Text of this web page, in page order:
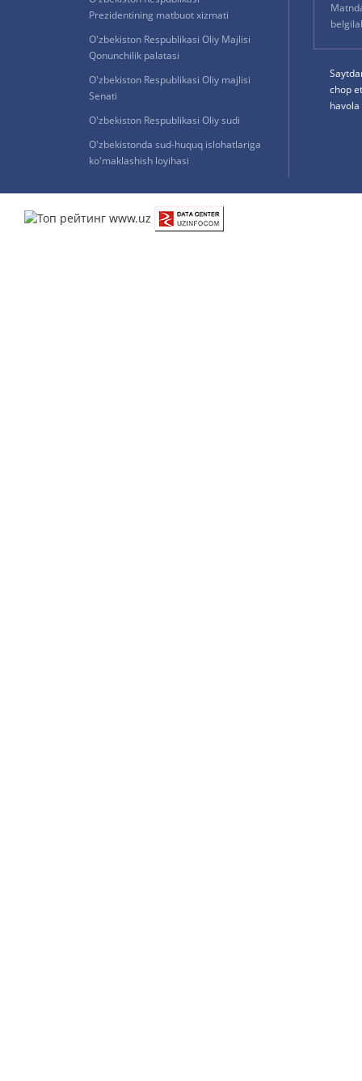
Prezidentining matbuot xizmati
O'zbekiston Respublikasi Oliy Majlisi
Qonunchilik palatasi
O'zbekiston Respublikasi Oliy majlisi
Senati
O'zbekiston Respublikasi Oliy sudi
O'zbekistonda sud-huquq islohatlariga
ko'maklashish loyihasi
chop